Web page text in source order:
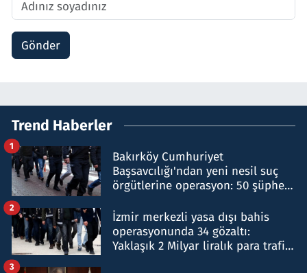
Gönder
Trend Haberler
Bakırköy Cumhuriyet
Başsavcılığı'ndan yeni nesil suç
örgütlerine operasyon: 50 şüpheli
1
İzmir merkezli yasa dışı bahis
operasyonunda 34 gözaltı:
Yaklaşık 2 Milyar liralık para trafiği
2
3